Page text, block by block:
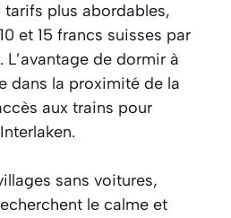
plus abordables,
et 15 francs suisses par
de dormir à
dans la proximité de la
aux trains pour
sans voitures,
le calme et